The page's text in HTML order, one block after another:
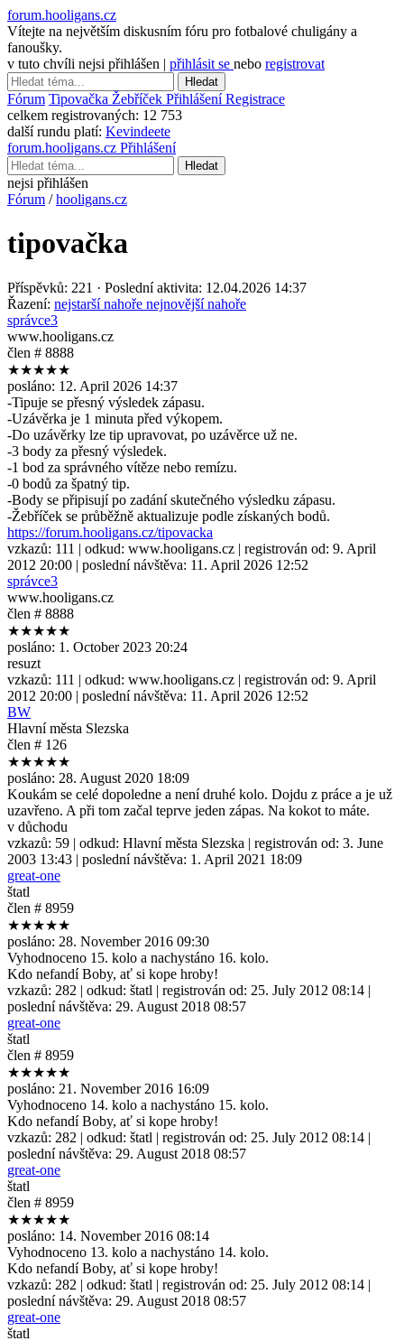
forum.hooligans.cz
Vítejte na největším diskusním fóru pro fotbalové chuligány a
fanoušky.
v tuto chvíli nejsi přihlášen | přihlásit se nebo registrovat
Hledat
Fórum Tipovačka Žebříček PřihlášeníRegistrace
celkem registrovaných: 12 753
další rundu platí: Kevindeete
forum.hooligans.cz Přihlášení
Hledat
nejsi přihlášen
Fórum /hooligans.cz
tipovačka
Příspěvků: 221 · Poslední aktivita: 12.04.2026 14:37
Řazení: nejstarší nahoře nejnovější nahoře
správce3
www.hooligans.cz
člen # 8888
★★★★★
posláno: 12. April 2026 14:37
-Tipuje se přesný výsledek zápasu.
-Uzávěrka je 1 minuta před výkopem.
-Do uzávěrky lze tip upravovat, po uzávěrce už ne.
-3 body za přesný výsledek.
-1 bod za správného vítěze nebo remízu.
-0 bodů za špatný tip.
-Body se připisují po zadání skutečného výsledku zápasu.
-Žebříček se průběžně aktualizuje podle získaných bodů.
https://forum.hooligans.cz/tipovacka
vzkazů: 111 | odkud: www.hooligans.cz | registrován od: 9. April
2012 20:00 | poslední návštěva: 11. April 2026 12:52
správce3
www.hooligans.cz
člen # 8888
★★★★★
posláno: 1. October 2023 20:24
resuzt
vzkazů: 111 | odkud: www.hooligans.cz | registrován od: 9. April
2012 20:00 | poslední návštěva: 11. April 2026 12:52
BW
Hlavní města Slezska
člen # 126
★★★★★
posláno: 28. August 2020 18:09
Koukám se celé dopoledne a není druhé kolo. Dojdu z práce a je už
uzavřeno. A při tom začal teprve jeden zápas. Na kokot to máte.
v důchodu
vzkazů: 59 | odkud: Hlavní města Slezska | registrován od: 3. June
2003 13:43 | poslední návštěva: 1. April 2021 18:09
great-one
štatl
člen # 8959
★★★★★
posláno: 28. November 2016 09:30
Vyhodnoceno 15. kolo a nachystáno 16. kolo.
Kdo nefandí Boby, ať si kope hroby!
vzkazů: 282 | odkud: štatl | registrován od: 25. July 2012 08:14 |
poslední návštěva: 29. August 2018 08:57
great-one
štatl
člen # 8959
★★★★★
posláno: 21. November 2016 16:09
Vyhodnoceno 14. kolo a nachystáno 15. kolo.
Kdo nefandí Boby, ať si kope hroby!
vzkazů: 282 | odkud: štatl | registrován od: 25. July 2012 08:14 |
poslední návštěva: 29. August 2018 08:57
great-one
štatl
člen # 8959
★★★★★
posláno: 14. November 2016 08:14
Vyhodnoceno 13. kolo a nachystáno 14. kolo.
Kdo nefandí Boby, ať si kope hroby!
vzkazů: 282 | odkud: štatl | registrován od: 25. July 2012 08:14 |
poslední návštěva: 29. August 2018 08:57
great-one
štatl